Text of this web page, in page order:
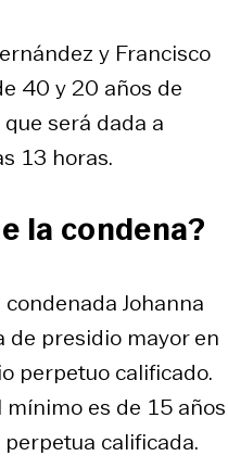
y Francisco
40 y 20 años de
será dada a
13 horas.
la condena?
Johanna
de presidio mayor en
perpetuo calificado.
es de 15 años
calificada.